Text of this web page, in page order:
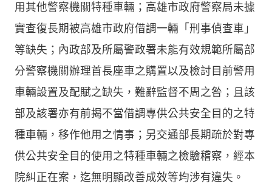
用其他警察機關特種車輛；高雄市政府警察局未據
實查復長期被高雄市政府借調一輛「刑事偵查車」
等缺失；內政部及所屬警政署未能有效規範所屬部
分警察機關辦理首長座車之購置以及檢討目前警用
車輛設置及配賦之缺失，難辭監督不周之咎；且該
部及該署亦有前揭不當借調專供公共安全目的之特
種車輛，移作他用之情事；另交通部長期疏於對專
供公共安全目的使用之特種車輛之檢驗稽察，經本
院糾正在案，迄無明顯改善成效等均涉有違失。